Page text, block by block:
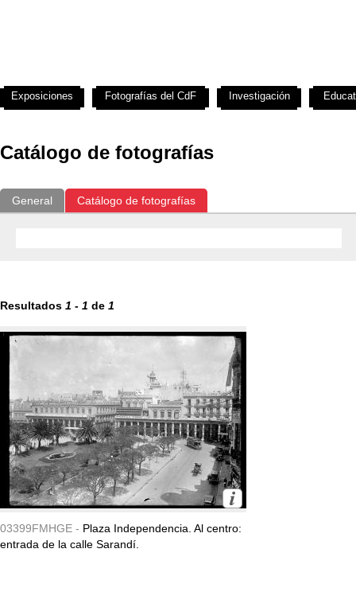
Catálogo de fotografías
General Catálogo de fotografías
Resultados 1 - 1 de 1
03399FMHGE - Plaza Independencia. Al centro:
entrada de la calle Sarandí.
Exposiciones Fotografías del CdF Investigación